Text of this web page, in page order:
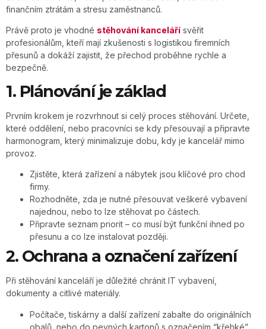
finančním ztrátám a stresu zaměstnanců.
Právě proto je vhodné stěhování kanceláří svěřit
profesionálům, kteří mají zkušenosti s logistikou firemních
přesunů a dokáží zajistit, že přechod proběhne rychle a
bezpečně.
1. Plánování je základ
Prvním krokem je rozvrhnout si celý proces stěhování. Určete,
které oddělení, nebo pracovníci se kdy přesouvají a připravte
harmonogram, který minimalizuje dobu, kdy je kancelář mimo
provoz.
Zjistěte, která zařízení a nábytek jsou klíčové pro chod
firmy.
Rozhodněte, zda je nutné přesouvat veškeré vybavení
najednou, nebo to lze stěhovat po částech.
Připravte seznam priorit – co musí být funkční ihned po
přesunu a co lze instalovat později.
2. Ochrana a označení zařízení
Při stěhování kanceláří je důležité chránit IT vybavení,
dokumenty a citlivé materiály.
Počítače, tiskárny a další zařízení zabalte do originálních
obalů, nebo do pevných kartonů s označením “křehké”.